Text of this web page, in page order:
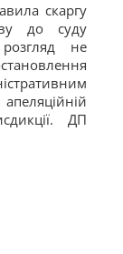
скаргу
до суду
розгляд не
ДП